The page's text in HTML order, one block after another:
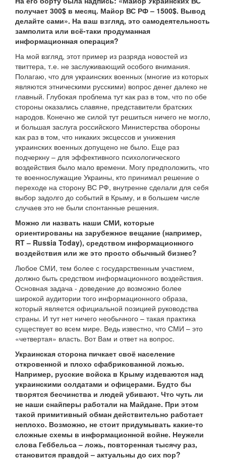
получает 300$ в месяц. Майор ВС РФ – 1500$. Вывод
делайте сами». На ваш взгляд, это самодеятельность
замполита или всё-таки продуманная
информационная операция?
На мой взгляд, этот пример из разряда новостей из
твиттера, т.е. не заслуживающий особого внимания.
Полагаю, что для украинских военных (многие из которых
являются этническими русскими) вопрос денег далеко не
главный. Глубокая проблема тут как раз в том, что по обе
стороны оказались славяне, представители братских
народов. Конечно же силой тут решиться ничего не могло,
и большая заслуга российского Министерства обороны
как раз в том, что никаких эксцессов и унижения
украинских военных допущено не было. Еще раз
подчеркну – для эффективного психологического
воздействия было мало времени. Могу предположить, что
те военнослужащие Украины, кто принимал решение о
переходе на сторону ВС РФ, внутренне сделали для себя
выбор задолго до событий в Крыму, и в большем числе
случаев это не были спонтанные решения.
Можно ли назвать наши СМИ, которые
ориентированы на зарубежное вещание (например,
RT – Russia Today), средством информационного
воздействия или же это просто обычный бизнес?
Любое СМИ, тем более с государственным участием,
должно быть средством информационного воздействия.
Основная задача - доведение до возможно более
широкой аудитории того информационного образа,
который является официальной позицией руководства
страны. И тут нет ничего необычного – такая практика
существует во всем мире. Ведь известно, что СМИ – это
«четвертая» власть. Вот Вам и ответ на вопрос.
Украинская сторона пичкает своё население
откровенной и плохо сфабрикованной ложью.
Например, русские войска в Крыму издеваются над
украинскими солдатами и офицерами. Будто бы
творятся бесчинства и людей убивают. Что чуть ли
не наши снайперы работали на Майдане. При этом
такой примитивный обман действительно работает
неплохо. Возможно, не стоит придумывать какие-то
сложные схемы в информационной войне. Неужели
слова Геббельса – ложь, повторенная тысячу раз,
становится правдой – актуальны до сих пор?